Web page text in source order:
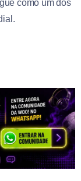
como um dos